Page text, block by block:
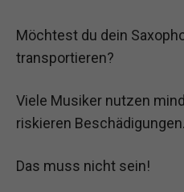
Möchtest du dein
transportieren?
Viele Musiker nutzen
riskieren Beschädigungen.
Das muss nicht sein!